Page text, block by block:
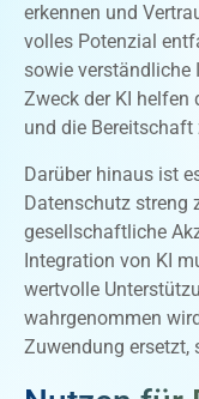
erkennen und
volles Potenzial
sowie verständliche
Zweck der KI helfen
und die
Darüber hinaus ist
Datenschutz streng
gesellschaftliche
Integration von KI
wertvolle
wahrgenommen
Zuwendung ersetzt,